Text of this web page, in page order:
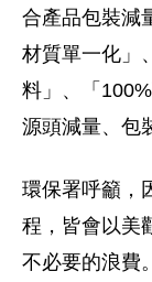
合產品包裝減
材質單一化」
料」、「
源頭減量、包
環保署呼籲，
程，皆會以美
不必要的浪費